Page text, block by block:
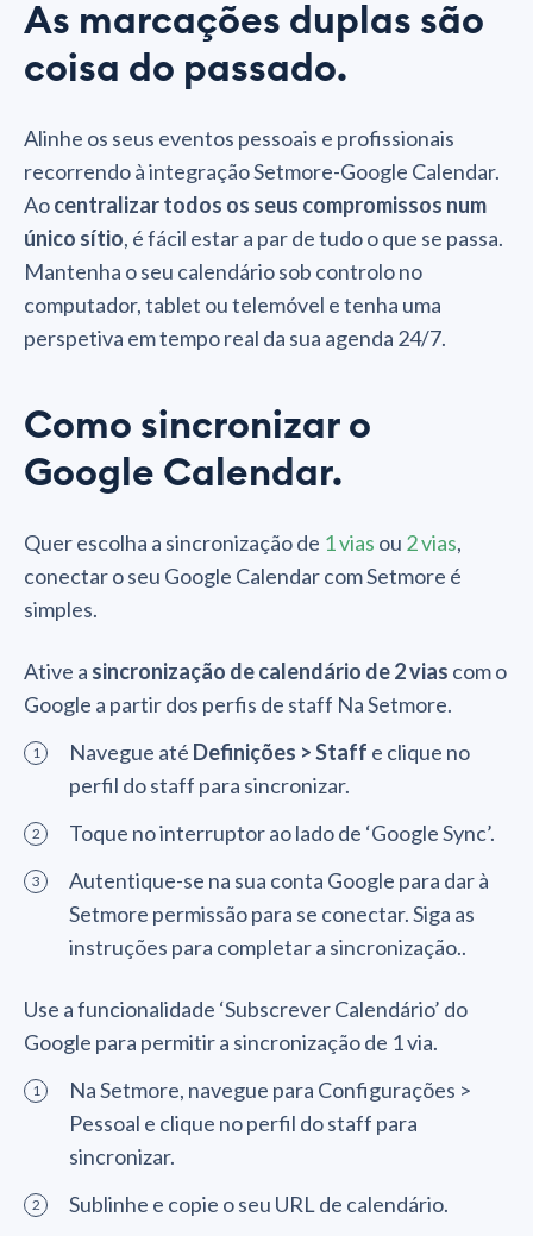
As marcações duplas são
coisa do passado.
Alinhe os seus eventos pessoais e profissionais
recorrendo à integração Setmore-Google Calendar.
Aocentralizar todos os seus compromissos num
único sítio, é fácil estar a par de tudo o que se passa.
Mantenha o seu calendário sob controlo no
computador, tablet ou telemóvel e tenha uma
perspetiva em tempo real da sua agenda 24/7.
Como sincronizar o
Google Calendar.
Quer escolha a sincronização de 1 vias ou 2 vias,
conectar o seu Google Calendar com Setmore é
simples.
Ative a sincronização de calendário de 2 vias com o
Google a partir dos perfis de staff Na Setmore.
Navegue até Definições > Staff e clique no
perfil do staff para sincronizar.
Toque no interruptor ao lado de ‘Google Sync’.
Autentique-se na sua conta Google para dar à
Setmore permissão para se conectar. Siga as
instruções para completar a sincronização..
Use a funcionalidade ‘Subscrever Calendário’ do
Google para permitir a sincronização de 1 via.
Na Setmore, navegue para Configurações >
Pessoal e clique no perfil do staff para
sincronizar.
Sublinhe e copie o seu URL de calendário.